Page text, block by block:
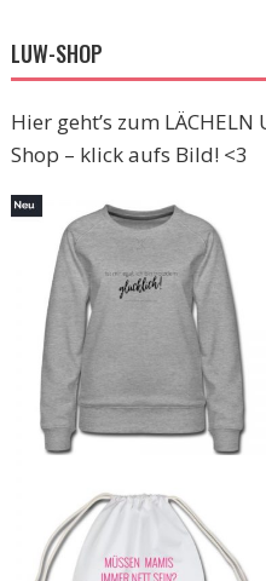
LUW-SHOP
Hier geht’s zum
Shop – klick aufs Bild! <3